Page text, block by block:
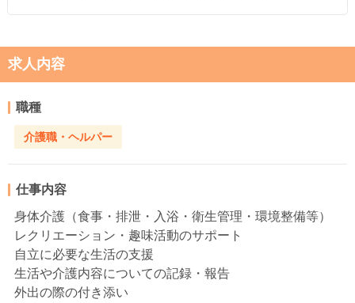
求人内容
職種
介護職・ヘルパー
仕事内容
身体介護（食事・排泄・入浴・衛生管理・環境整備等）
レクリエーション・趣味活動のサポート
自立に必要な生活の支援
生活や介護内容についての記録・報告
外出の際の付き添い